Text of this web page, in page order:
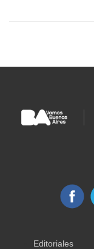
Editoriales